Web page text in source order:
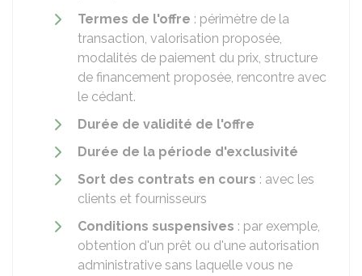
Termes de l'offre : périmètre de la
transaction, valorisation proposée,
modalités de paiement du prix, structure
de financement proposée, rencontre avec
le cédant.
Durée de validité de l'offre
Durée de la période d'exclusivité
Sort des contrats en cours : avec les
clients et fournisseurs
Conditions suspensives : par exemple,
obtention d'un prêt ou d'une autorisation
administrative sans laquelle vous ne